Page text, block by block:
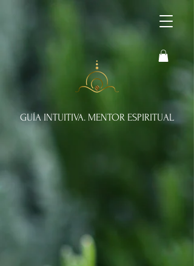
GUÍA INTUITIVA. MENTOR ESPIRITUAL